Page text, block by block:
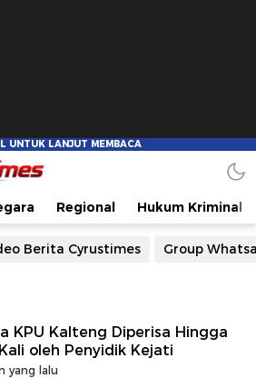
Akurat
Regional Hukum Kriminal
Berita Cyrustimes Group
KPU Kalteng Diperisa Hingga
oleh Penyidik Kejati
yang lalu